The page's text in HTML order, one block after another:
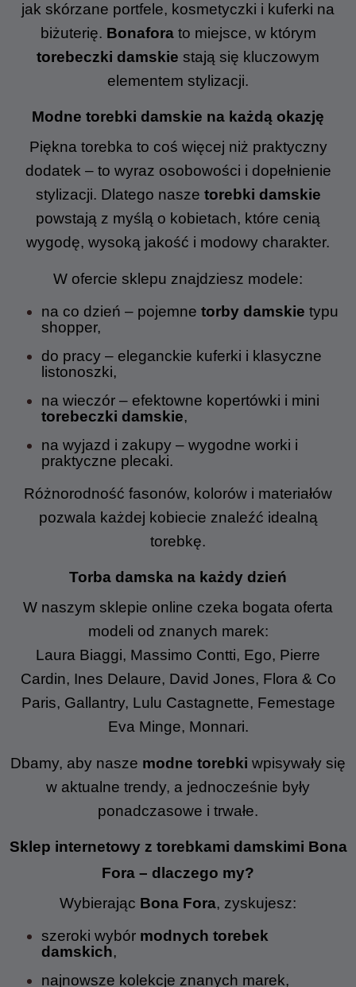
jak skórzane portfele, kosmetyczki i kuferki na
biżuterię. Bonaforato miejsce, w którym
torebeczki damskie stają się kluczowym
elementem stylizacji.
Modne torebki damskie na każdą okazję
Piękna torebka to coś więcej niż praktyczny
dodatek – to wyraz osobowości i dopełnienie
stylizacji. Dlatego nasze torebki damskie
powstają z myślą o kobietach, które cenią
wygodę, wysoką jakość i modowy charakter.
W ofercie sklepu znajdziesz modele:
na co dzień – pojemne torby damskie typu
shopper,
do pracy – eleganckie kuferki i klasyczne
listonoszki,
na wieczór – efektowne kopertówki i mini
torebeczki damskie,
na wyjazd i zakupy – wygodne worki i
praktyczne plecaki.
Różnorodność fasonów, kolorów i materiałów
pozwala każdej kobiecie znaleźć idealną
torebkę.
Torba damska na każdy dzień
W naszym sklepie online czeka bogata oferta
modeli od znanych marek:
Laura Biaggi, Massimo Contti, Ego, Pierre
Cardin, Ines Delaure, David Jones, Flora & Co
Paris, Gallantry, Lulu Castagnette, Femestage
Eva Minge, Monnari.
Dbamy, aby nasze modne torebki wpisywały się
w aktualne trendy, a jednocześnie były
ponadczasowe i trwałe.
Sklep internetowy z torebkami damskimi Bona
Fora – dlaczego my?
Wybierając Bona Fora, zyskujesz:
szeroki wybór modnych torebek
damskich,
najnowsze kolekcje znanych marek,